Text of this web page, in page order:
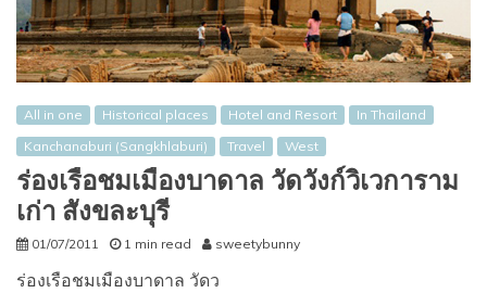
All in one Historical places Hotel and Resort
In Thailand
Kanchanaburi (Sangkhlaburi)
Travel West
ร่องเรือชมเมืองบาดาล วัดวังก์วิเวการาม
เก่า สังขละบุรี
01/07/2011 1 min read sweetybunny
ร่องเรือชมเมืองบาดาล วัดว